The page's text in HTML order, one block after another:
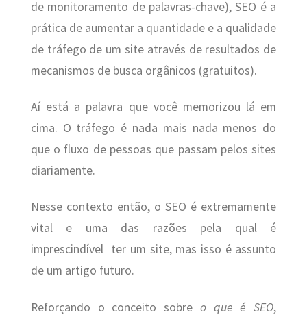
de monitoramento de palavras-chave), SEO é a
prática de aumentar a quantidade e a qualidade
de tráfego de um site através de resultados de
mecanismos de busca orgânicos (gratuitos).
Aí está a palavra que você memorizou lá em
cima. O tráfego é nada mais nada menos do
que o fluxo de pessoas que passam pelos sites
diariamente.
Nesse contexto então, o SEO é extremamente
vital e uma das razões pela qual é
imprescindível ter um site, mas isso é assunto
de um artigo futuro.
Reforçando o conceito sobre o que é SEO,